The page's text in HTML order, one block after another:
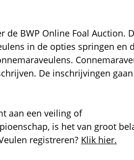
de BWP Online Foal Auction.
in de opties springen en
De inschrijvingen
aan een veiling of
is het van groot
registreren? Klik hier.